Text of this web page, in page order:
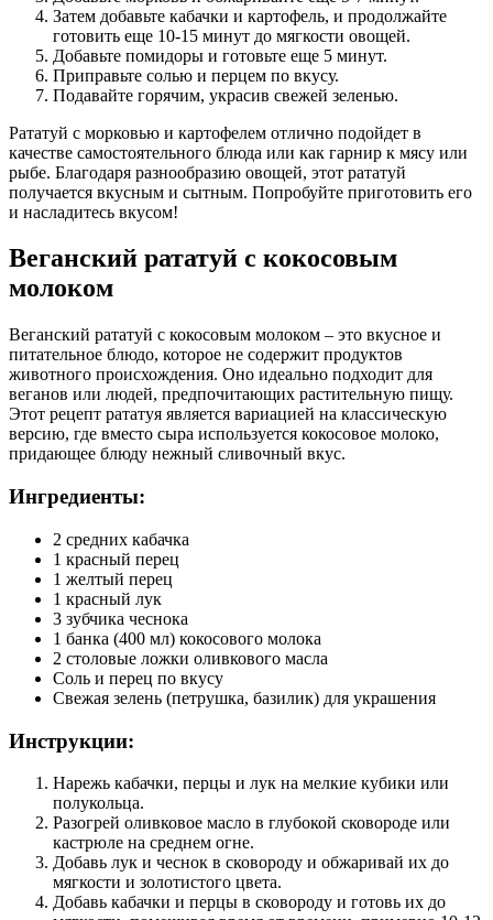
Затем добавьте кабачки и картофель, и продолжайте
готовить еще 10-15 минут до мягкости овощей.
Добавьте помидоры и готовьте еще 5 минут.
Приправьте солью и перцем по вкусу.
Подавайте горячим, украсив свежей зеленью.
Рататуй с морковью и картофелем отлично подойдет в
качестве самостоятельного блюда или как гарнир к мясу или
рыбе. Благодаря разнообразию овощей, этот рататуй
получается вкусным и сытным. Попробуйте приготовить его
и насладитесь вкусом!
Веганский рататуй с кокосовым
молоком
Веганский рататуй с кокосовым молоком – это вкусное и
питательное блюдо, которое не содержит продуктов
животного происхождения. Оно идеально подходит для
веганов или людей, предпочитающих растительную пищу.
Этот рецепт рататуя является вариацией на классическую
версию, где вместо сыра используется кокосовое молоко,
придающее блюду нежный сливочный вкус.
Ингредиенты:
2 средних кабачка
1 красный перец
1 желтый перец
1 красный лук
3 зубчика чеснока
1 банка (400 мл) кокосового молока
2 столовые ложки оливкового масла
Соль и перец по вкусу
Свежая зелень (петрушка, базилик) для украшения
Инструкции:
Нарежь кабачки, перцы и лук на мелкие кубики или
полукольца.
Разогрей оливковое масло в глубокой сковороде или
кастрюле на среднем огне.
Добавь лук и чеснок в сковороду и обжаривай их до
мягкости и золотистого цвета.
Добавь кабачки и перцы в сковороду и готовь их до